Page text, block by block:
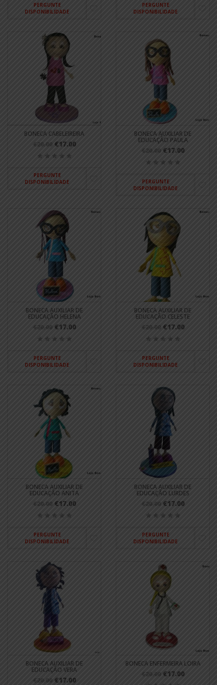
PERGUNTE
DISPONIBILIDADE
PERGUNTE
DISPONIBILIDADE
BONECA CABELEIREIRA
€20.00 €17.00
PERGUNTE
DISPONIBILIDADE
BONECA AUXILIAR DE
EDUCAÇÃO PAULA
€20.00 €17.00
PERGUNTE
DISPONIBILIDADE
BONECA AUXILIAR DE
EDUCAÇÃO HELENA
€20.00 €17.00
PERGUNTE
DISPONIBILIDADE
BONECA AUXILIAR DE
EDUCAÇÃO CELESTE
€20.00 €17.00
PERGUNTE
DISPONIBILIDADE
BONECA AUXILIAR DE
EDUCAÇÃO ANITA
€20.00 €17.00
PERGUNTE
DISPONIBILIDADE
BONECA AUXILIAR DE
EDUCAÇÃO LURDES
€20.00 €17.00
PERGUNTE
DISPONIBILIDADE
BONECA AUXILIAR DE
EDUCAÇÃO VERA
€20.00 €17.00
BONECA ENFERMEIRA LOIRA
€20.00 €17.00